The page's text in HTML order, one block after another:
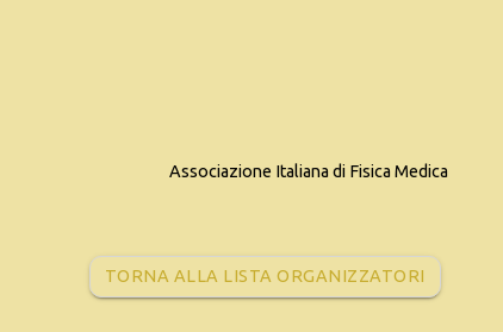
Associazione Italiana di Fisica Medica
TORNA ALLA LISTA ORGANIZZATORI